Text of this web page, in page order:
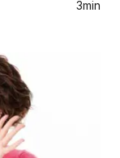
3min